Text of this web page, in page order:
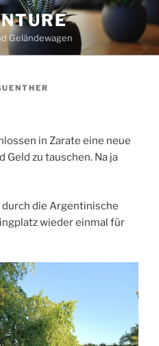
Geländewagen
in Zarate eine neue
Geld zu tauschen. Na ja
die Argentinische
wieder einmal für